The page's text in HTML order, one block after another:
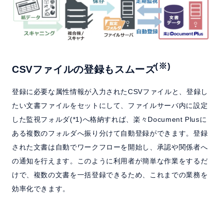
CSVファイルの登録もスムーズ(※)
登録に必要な属性情報が入力されたCSVファイルと、登録し
たい文書ファイルをセットにして、ファイルサーバ内に設定
した監視フォルダ(*1)へ格納すれば、楽々Document Plusに
ある複数のフォルダへ振り分けて自動登録ができます。登録
された文書は自動でワークフローを開始し、承認や関係者へ
の通知を行えます。このように利用者が簡単な作業をするだ
けで、複数の文書を一括登録できるため、これまでの業務を
効率化できます。